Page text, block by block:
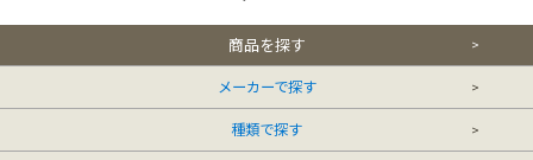
商品を探す
メーカーで探す
種類で探す